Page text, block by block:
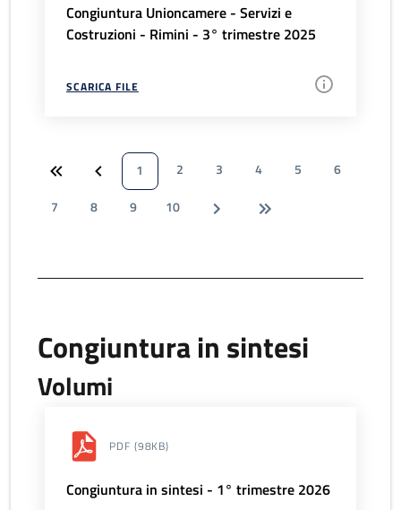
Congiuntura Unioncamere - Servizi e
Costruzioni - Rimini - 3° trimestre 2025
SCARICA FILE
1 2 3 4 5
6
7
8 9 10
Congiuntura in sintesi
Volumi
PDF (98KB)
Congiuntura in sintesi - 1° trimestre 2026